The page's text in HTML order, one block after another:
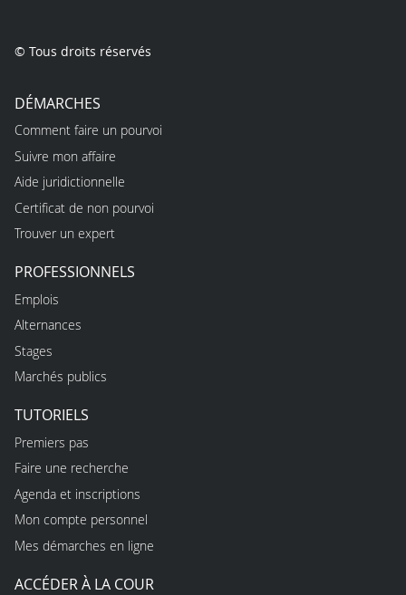
© Tous droits réservés
DÉMARCHES
Comment faire un pourvoi
Suivre mon affaire
Aide juridictionnelle
Certificat de non pourvoi
Trouver un expert
PROFESSIONNELS
Emplois
Alternances
Stages
Marchés publics
TUTORIELS
Premiers pas
Faire une recherche
Agenda et inscriptions
Mon compte personnel
Mes démarches en ligne
ACCÉDER À LA COUR